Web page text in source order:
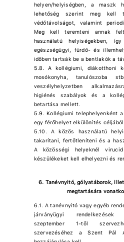
helyen/helyiségben, a maszk
lehetőség szerint meg kell
védőtávolságot, valamint
Meg kell teremteni annak
használatú helyiségekben,
egészségügyi, fürdő- és
időben tartsák be a bentlakók a
5.8. A kollégiumi, diákotthoni
mosókonyha, tanulószoba
veszélyhelyzetben
higiénés szabályok és a
betartása mellett.
5.9. Kollégiumi telephelyenként
egy férőhelyet elkülönítés
5.10. A közös használatú
takarítani, fertőtleníteni és a
A közösségi helyeknél
készülékeket kell elhelyezni és
6. Tanévnyitó, gólyatáborok,
megtartására
6.1. A tanévnyitó vagy egyéb
járványügyi rendelkezések
szeptember 1-től
szervezéséhez a Szent Pál